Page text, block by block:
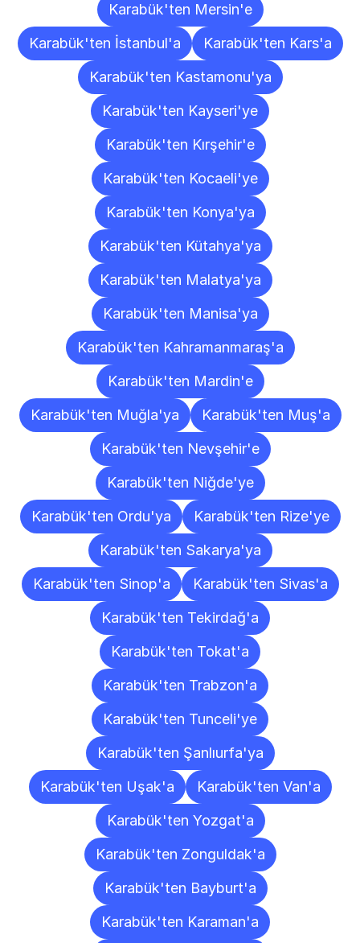
Karabük'ten Mersin'e
Karabük'ten İstanbul'a
Karabük'ten Kars'a
Karabük'ten Kastamonu'ya
Karabük'ten Kayseri'ye
Karabük'ten Kırşehir'e
Karabük'ten Kocaeli'ye
Karabük'ten Konya'ya
Karabük'ten Kütahya'ya
Karabük'ten Malatya'ya
Karabük'ten Manisa'ya
Karabük'ten Kahramanmaraş'a
Karabük'ten Mardin'e
Karabük'ten Muğla'ya
Karabük'ten Muş'a
Karabük'ten Nevşehir'e
Karabük'ten Niğde'ye
Karabük'ten Ordu'ya
Karabük'ten Rize'ye
Karabük'ten Sakarya'ya
Karabük'ten Sinop'a
Karabük'ten Sivas'a
Karabük'ten Tekirdağ'a
Karabük'ten Tokat'a
Karabük'ten Trabzon'a
Karabük'ten Tunceli'ye
Karabük'ten Şanlıurfa'ya
Karabük'ten Uşak'a
Karabük'ten Van'a
Karabük'ten Yozgat'a
Karabük'ten Zonguldak'a
Karabük'ten Bayburt'a
Karabük'ten Karaman'a